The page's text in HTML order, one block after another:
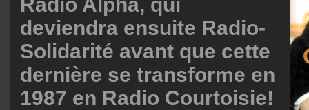
deviendra ensuite Radio-
Solidarité avant que cette
dernière se transforme en
1987 en Radio Courtoisie!